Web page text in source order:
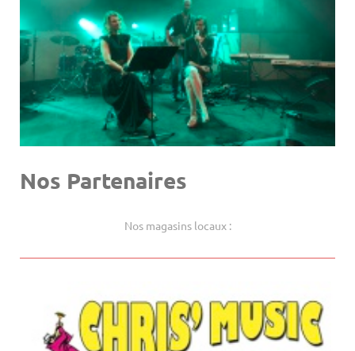
Nos Partenaires
Nos magasins locaux :